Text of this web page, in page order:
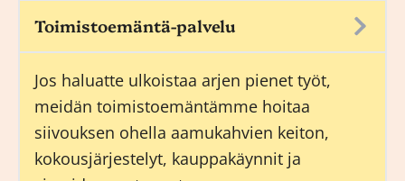
Toimistoemäntä-palvelu
Jos haluatte ulkoistaa arjen pienet työt,
meidän toimistoemäntämme hoitaa
siivouksen ohella aamukahvien keiton,
kokousjärjestelyt, kauppakäynnit ja